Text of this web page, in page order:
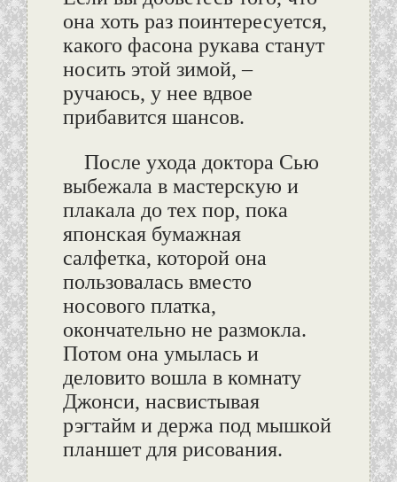
она хоть раз поинтересуется,
какого фасона рукава станут
носить этой зимой, –
ручаюсь, у нее вдвое
прибавится шансов.
После ухода доктора Сью
выбежала в мастерскую и
плакала до тех пор, пока
японская бумажная
салфетка, которой она
пользовалась вместо
носового платка,
окончательно не размокла.
Потом она умылась и
деловито вошла в комнату
Джонси, насвистывая
рэгтайм и держа под мышкой
планшет для рисования.